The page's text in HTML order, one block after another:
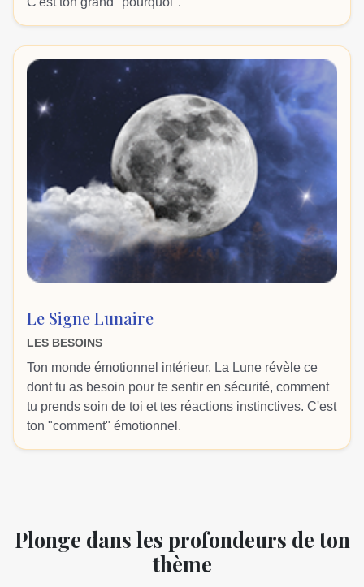
Le Signe Lunaire
LES BESOINS
Ton monde émotionnel intérieur. La Lune révèle ce
dont tu as besoin pour te sentir en sécurité, comment
tu prends soin de toi et tes réactions instinctives. C'est
ton "comment" émotionnel.
Plonge dans les profondeurs de ton
thème